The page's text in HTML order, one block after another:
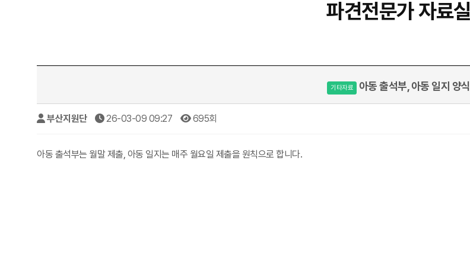
파견전문가 자료실
기타자료 아동 출석부, 아동 일지 양식
부산지원단 26-03-09 09:27 695회
아동 출석부는 월말 제출, 아동 일지는 매주 월요일 제출을 원칙으로 합니다.